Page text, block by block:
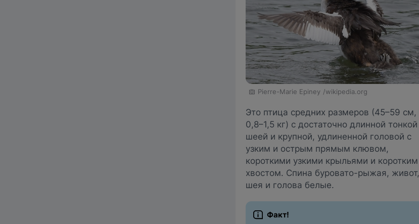
Pierre-Marie Epiney /wikipedia.org
Это птица средних размеров (45–59 см,
0,8–1,5 кг) с достаточно длинной тонкой
шеей и крупной, удлиненной головой с
узким и острым прямым клювом,
короткими узкими крыльями и коротким
хвостом. Спина буровато-рыжая, живот,
шея и голова белые.